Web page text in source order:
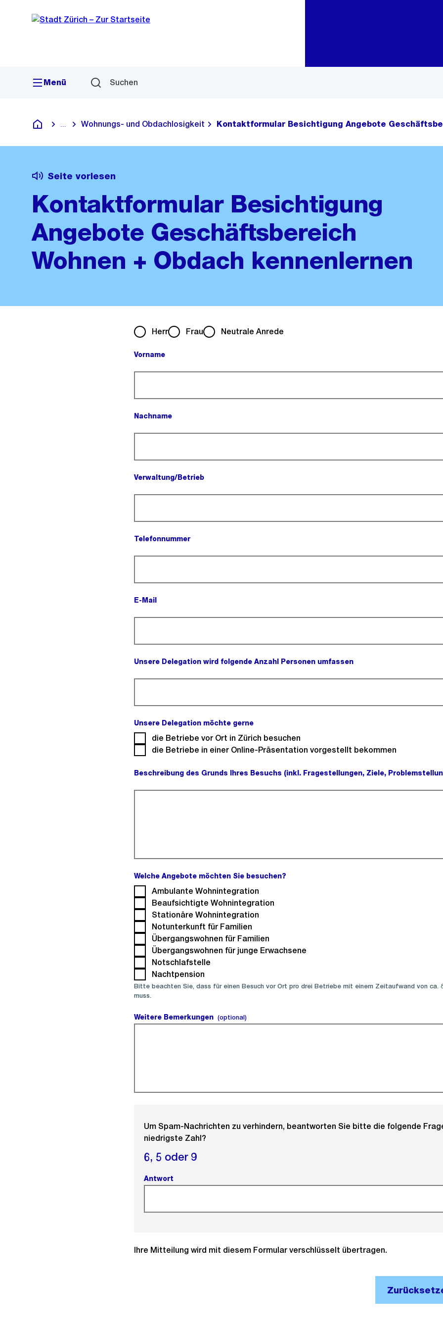
Navigation
Sprunglink
Menü Suchen
Deutsch
Blende alle Breadcrumbs ein
Wohnungs- und Obdachlosigkeit Kontaktformular Besichtigung Angebote
Seite vorlesen
Kontaktformular Besichtigung
Angebote Geschäftsbereich
Wohnen + Obdach kennenlernen
Herr Frau Neutrale Anrede
Vorname
Nachname
Verwaltung/Betrieb
Telefonnummer
E-Mail
Unsere Delegation wird folgende Anzahl Personen umfassen
Unsere Delegation möchte gerne(Pflichtfeld).
die Betriebe vor Ort in Zürich besuchen
die Betriebe in einer Online-Präsentation vorgestellt bekommen
Beschreibung des Grunds Ihres Besuchs (inkl. Fragestellungen, Ziele,
Welche Angebote möchten Sie besuchen?
Ambulante Wohnintegration
Beaufsichtigte Wohnintegration
Stationäre Wohnintegration
Notunterkunft für Familien
Übergangswohnen für Familien
Übergangswohnen für junge Erwachsene
Notschlafstelle
Nachtpension
Bitte beachten Sie, dass für einen Besuch vor Ort pro drei Betriebe mit einem Zeitaufwand von ca.
muss.
Weitere Bemerkungen (optional)
Um Spam-Nachrichten zu verhindern, beantworten Sie bitte die folgende
niedrigste Zahl?
6, 5 oder 9
Antwort
Ihre Mitteilung wird mit diesem Formular verschlüsselt übertragen.